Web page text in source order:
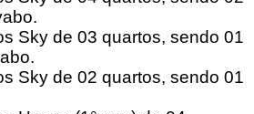
Sky de 03 quartos, sendo 01
Sky de 02 quartos, sendo 01